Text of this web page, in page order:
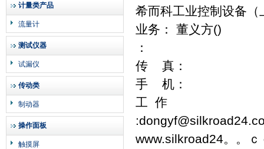
计量类产品
流量计
测试仪器
试漏仪
传动类
制动器
操作面板
触摸屏
希而科工业控制设备（
业务： 董义方()
：
传 真：
手 机：
工 作
www.silkroad24。。